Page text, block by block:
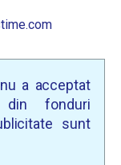
a acceptat
fonduri
sunt